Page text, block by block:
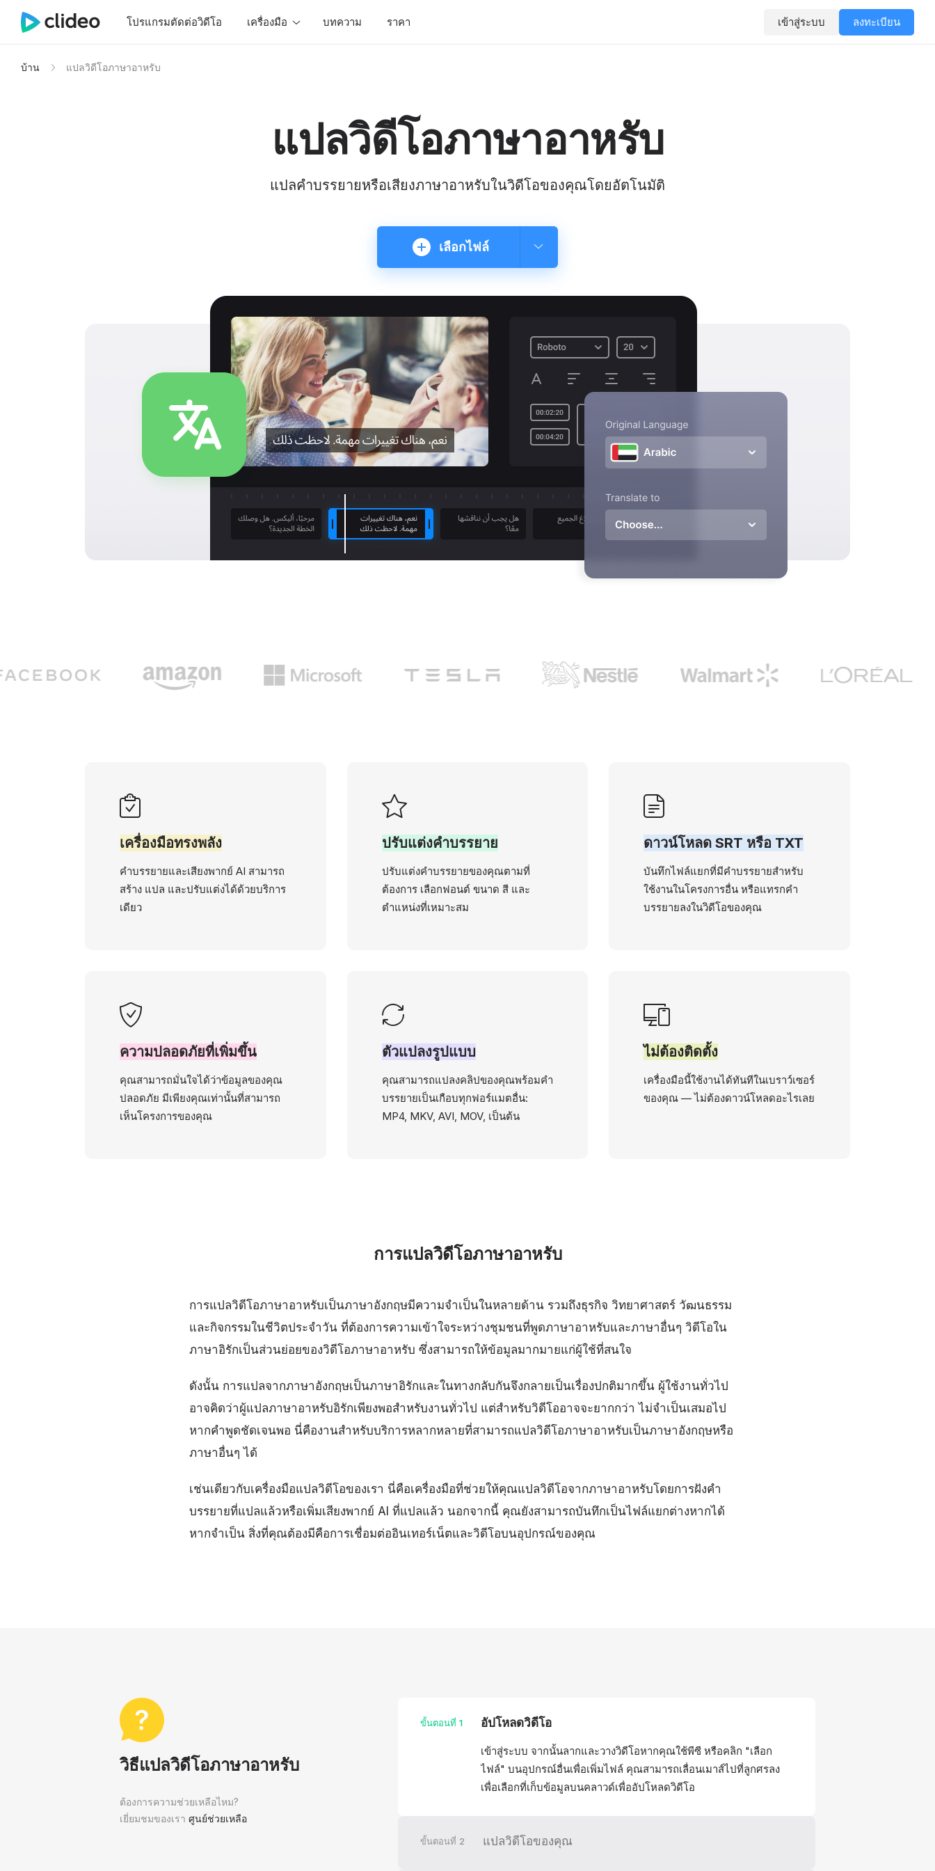
โปรแกรมตัดต่อวิดีโอ เครื่องมือ บทความ ราคา เข้าสู่ระบบ ลงทะเบียน
บ้าน แปลวิดีโอภาษาอาหรับ
แปลวิดีโอภาษาอาหรับ
แปลคำบรรยายหรือเสียงภาษาอาหรับในวิดีโอของคุณโดยอัตโนมัติ
เลือกไฟล์
เครื่องมือทรงพลัง
คำบรรยายและเสียงพากย์ AI สามารถ
สร้าง แปล และปรับแต่งได้ด้วยบริการ
เดียว
ปรับแต่งคำบรรยาย
ปรับแต่งคำบรรยายของคุณตามที่
ต้องการ เลือกฟอนต์ ขนาด สี และ
ตำแหน่งที่เหมาะสม
ดาวน์โหลด SRT หรือ TXT
บันทึกไฟล์แยกที่มีคำบรรยายสำหรับ
ใช้งานในโครงการอื่น หรือแทรกคำ
บรรยายลงในวิดีโอของคุณ
ความปลอดภัยที่เพิ่มขึ้น
คุณสามารถมั่นใจได้ว่าข้อมูลของคุณ
ปลอดภัย มีเพียงคุณเท่านั้นที่สามารถ
เห็นโครงการของคุณ
ตัวแปลงรูปแบบ
คุณสามารถแปลงคลิปของคุณพร้อมคำ
บรรยายเป็นเกือบทุกฟอร์แมตอื่น:
MP4, MKV, AVI, MOV, เป็นต้น
ไม่ต้องติดตั้ง
เครื่องมือนี้ใช้งานได้ทันทีในเบราว์เซอร์
ของคุณ — ไม่ต้องดาวน์โหลดอะไรเลย
การแปลวิดีโอภาษาอาหรับ
การแปลวิดีโอภาษาอาหรับเป็นภาษาอังกฤษมีความจำเป็นในหลายด้าน รวมถึงธุรกิจ วิทยาศาสตร์ วัฒนธรรม
และกิจกรรมในชีวิตประจำวัน ที่ต้องการความเข้าใจระหว่างชุมชนที่พูดภาษาอาหรับและภาษาอื่นๆ วิดีโอใน
ภาษาอิรักเป็นส่วนย่อยของวิดีโอภาษาอาหรับ ซึ่งสามารถให้ข้อมูลมากมายแก่ผู้ใช้ที่สนใจ
ดังนั้น การแปลจากภาษาอังกฤษเป็นภาษาอิรักและในทางกลับกันจึงกลายเป็นเรื่องปกติมากขึ้น ผู้ใช้งานทั่วไป
อาจคิดว่าผู้แปลภาษาอาหรับอิรักเพียงพอสำหรับงานทั่วไป แต่สำหรับวิดีโออาจจะยากกว่า ไม่จำเป็นเสมอไป
หากคำพูดชัดเจนพอ นี่คืองานสำหรับบริการหลากหลายที่สามารถแปลวิดีโอภาษาอาหรับเป็นภาษาอังกฤษหรือ
ภาษาอื่นๆ ได้
เช่นเดียวกับเครื่องมือแปลวิดีโอของเรา นี่คือเครื่องมือที่ช่วยให้คุณแปลวิดีโอจากภาษาอาหรับโดยการฝังคำ
บรรยายที่แปลแล้วหรือเพิ่มเสียงพากย์ AI ที่แปลแล้ว นอกจากนี้ คุณยังสามารถบันทึกเป็นไฟล์แยกต่างหากได้
หากจำเป็น สิ่งที่คุณต้องมีคือการเชื่อมต่ออินเทอร์เน็ตและวิดีโอบนอุปกรณ์ของคุณ
วิธีแปลวิดีโอภาษาอาหรับ
ต้องการความช่วยเหลือไหม?
เยี่ยมชมของเรา ศูนย์ช่วยเหลือ
ขั้นตอนที่ 1 อัปโหลดวิดีโอ
เข้าสู่ระบบ จากนั้นลากและวางวิดีโอหากคุณใช้พีซี หรือคลิก "เลือก
ไฟล์" บนอุปกรณ์อื่นเพื่อเพิ่มไฟล์ คุณสามารถเลื่อนเมาส์ไปที่ลูกศรลง
เพื่อเลือกที่เก็บข้อมูลบนคลาวด์เพื่ออัปโหลดวิดีโอ
ขั้นตอนที่ 2 แปลวิดีโอของคุณ